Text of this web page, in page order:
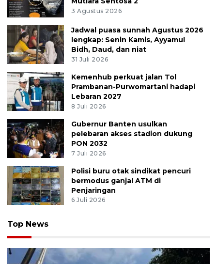
3 Agustus 2026
Jadwal puasa sunnah Agustus 2026
lengkap: Senin Kamis, Ayyamul
Bidh, Daud, dan niat
31 Juli 2026
Kemenhub perkuat jalan Tol
Prambanan-Purwomartani hadapi
Lebaran 2027
8 Juli 2026
Gubernur Banten usulkan
pelebaran akses stadion dukung
PON 2032
7 Juli 2026
Polisi buru otak sindikat pencuri
bermodus ganjal ATM di
Penjaringan
6 Juli 2026
Top News